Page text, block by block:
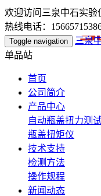
欢迎访问三泉中石实验
热线电话：
Toggle navigation
三泉
单品站
首页
公司简介
产品中心
自动瓶盖扭力测
瓶盖扭矩仪
技术支持
检测方法
操作规程
新闻动态